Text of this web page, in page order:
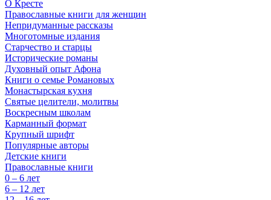
О Кресте
Православные книги для женщин
Непридуманные рассказы
Многотомные издания
Старчество и старцы
Исторические романы
Духовный опыт Афона
Книги о семье Романовых
Монастырская кухня
Святые целители, молитвы
Воскресным школам
Карманный формат
Крупный шрифт
Популярные авторы
Детские книги
Православные книги
0 – 6 лет
6 – 12 лет